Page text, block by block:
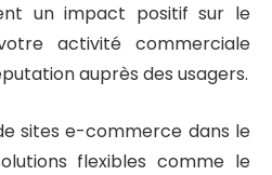
un impact positif sur le
activité commerciale
auprès des usagers.
sites e-commerce dans le
flexibles comme le